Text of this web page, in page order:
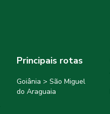
Principais rotas
Goiânia > São Miguel
do Araguaia